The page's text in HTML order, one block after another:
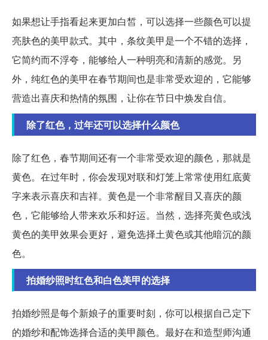
如果想让手指看起来更加白皙，可以选择一些颜色可以提
亮肤色的美甲款式。其中，条纹美甲是一个不错的选择，
它简约而不浮夸，能够给人一种明亮和清新的感觉。另
外，纯红色的美甲在春节期间也是非常受欢迎的，它能够
营造出喜庆和热情的氛围，让你在节日中焕发自信。
除了红色，过年还可以选择什么颜色
除了红色，春节期间还有一个非常受欢迎的颜色，那就是
黄色。在过年时，你会发现对联和灯笼上常常使用红底黄
字来表示喜庆和吉祥。黄色是一个非常醒目又喜庆的颜
色，它能够给人带来欢乐和好运。当然，选择亮黄色或浅
黄色的美甲效果会更好，避免选择土黄色或其他暗沉的颜
色。
拍婚纱照时红色和白色美甲的选择
拍婚纱照是每个新娘子的重要时刻，你可以根据自己定下
的婚纱和配饰选择合适的美甲颜色。最好在和造型师沟通